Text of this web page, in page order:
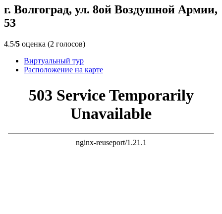
г. Волгоград, ул. 8ой Воздушной Армии,
53
4.5/5 оценка (2 голосов)
Виртуальный тур
Расположение на карте